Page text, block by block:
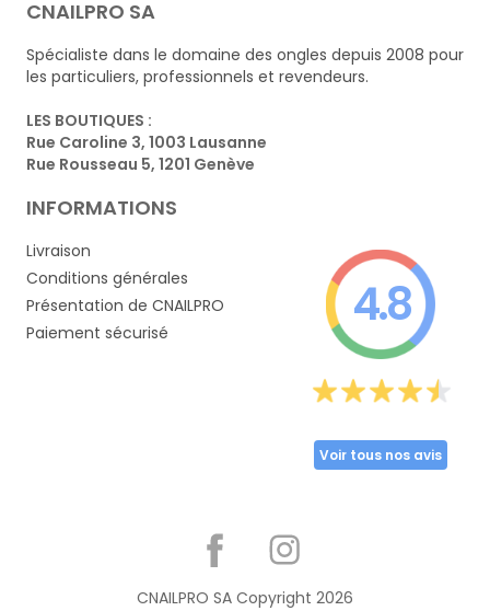
CNAILPRO SA
Spécialiste dans le domaine des ongles depuis 2008 pour
les particuliers, professionnels et revendeurs.
LES BOUTIQUES :
Rue Caroline 3, 1003 Lausanne
Rue Rousseau 5, 1201 Genève
INFORMATIONS
Livraison
Conditions générales
Présentation de CNAILPRO
Paiement sécurisé
4.8
Voir tous nos avis
CNAILPRO SA Copyright 2026